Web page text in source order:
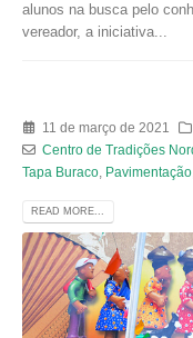
alunos na busca pelo
vereador, a iniciativa...
11 de março de 2021
Centro de Tradições
Tapa Buraco Pavimentação
READ MORE...